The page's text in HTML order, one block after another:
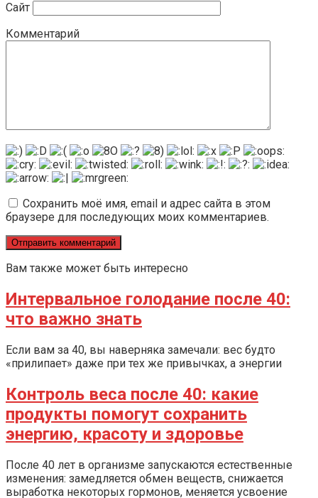
Сайт
Комментарий
Сохранить моё имя, email и адрес сайта в этом
браузере для последующих моих комментариев.
Вам также может быть интересно
Интервальное голодание после 40:
что важно знать
Если вам за 40, вы наверняка замечали: вес будто
«прилипает» даже при тех же привычках, а энергии
Контроль веса после 40: какие
продукты помогут сохранить
энергию, красоту и здоровье
После 40 лет в организме запускаются естественные
изменения: замедляется обмен веществ, снижается
выработка некоторых гормонов, меняется усвоение